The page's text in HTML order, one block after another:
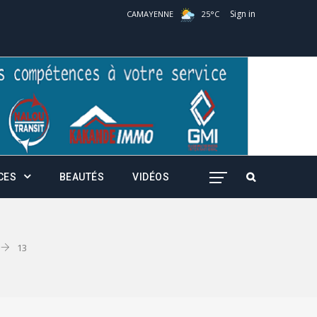
CAMAYENNE 25°C Sign in
BEAUTÉS VIDÉOS
13